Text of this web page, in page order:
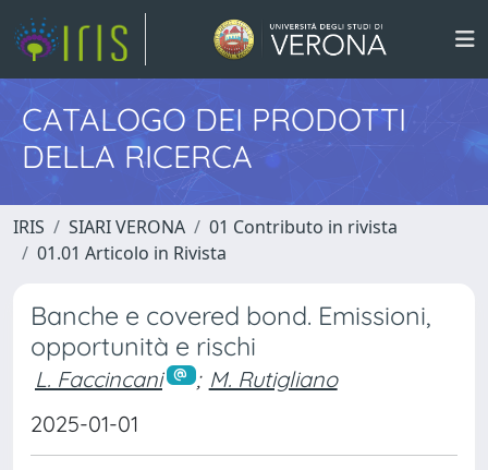
CATALOGO DEI PRODOTTI
DELLA RICERCA
IRIS SIARI VERONA
01 Contributo in rivista
01.01 Articolo in Rivista
Banche e covered bond. Emissioni,
opportunità e rischi
L. Faccincani ; M. Rutigliano
2025-01-01